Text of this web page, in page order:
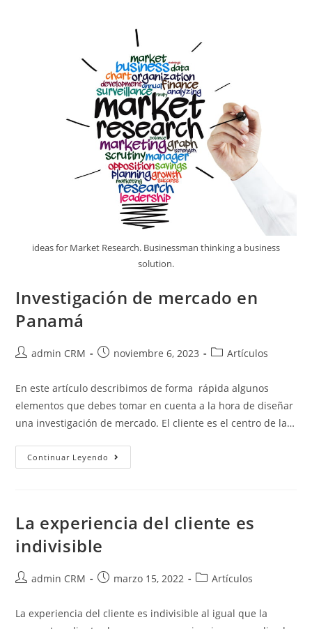
ideas for Market Research. Businessman thinking a business
solution.
Investigación de mercado en
Panamá
admin CRM noviembre 6, 2023 Artículos
En este artículo describimos de forma rápida algunos
elementos que debes tomar en cuenta a la hora de diseñar
una investigación de mercado. El cliente es el centro de la…
Continuar Leyendo
La experiencia del cliente es
indivisible
admin CRM marzo 15, 2022 Artículos
La experiencia del cliente es indivisible al igual que la